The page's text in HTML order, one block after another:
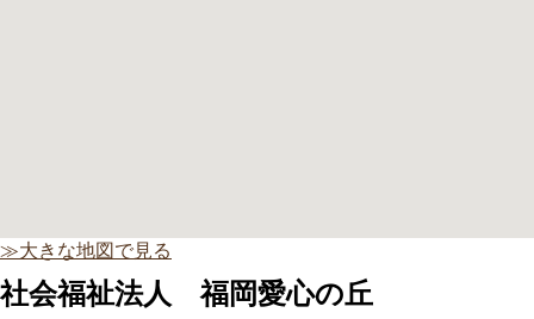
≫大きな地図で見る
社会福祉法人 福岡愛心の丘